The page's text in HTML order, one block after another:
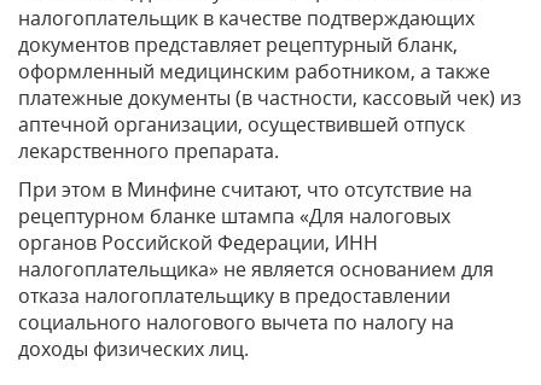
налогоплательщик в качестве подтверждающих
документов представляет рецептурный бланк,
оформленный медицинским работником, а также
платежные документы (в частности, кассовый чек) из
аптечной организации, осуществившей отпуск
лекарственного препарата.
При этом в Минфине считают, что отсутствие на
рецептурном бланке штампа «Для налоговых
органов Российской Федерации, ИНН
налогоплательщика» не является основанием для
отказа налогоплательщику в предоставлении
социального налогового вычета по налогу на
доходы физических лиц.